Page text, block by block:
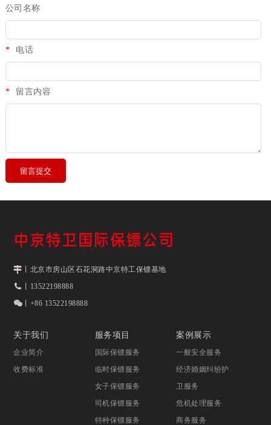
公司名称
* 电话
* 留言内容
丨北京市房山区石花洞路中京特工保镖基地
丨13522198888
丨+86 13522198888
关于我们
企业简介
收费标准
服务项目
国际保镖服务
临时保镖服务
女子保镖服务
司机保镖服务
特种保镖服务
案例展示
一般安全服务
经济婚姻纠纷护
卫服务
危机处理服务
商务服务